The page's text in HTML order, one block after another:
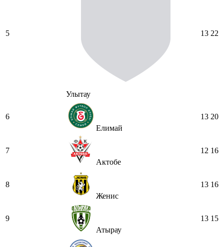
5
Улытау
13 22
6
Елимай
13 20
7
Актобе
12 16
8
Женис
13 16
9
Атырау
13 15